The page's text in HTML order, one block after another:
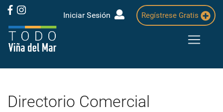
Iniciar Sesión Regístrese Gratis
Directorio Comercial